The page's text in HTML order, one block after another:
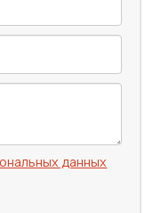
данных